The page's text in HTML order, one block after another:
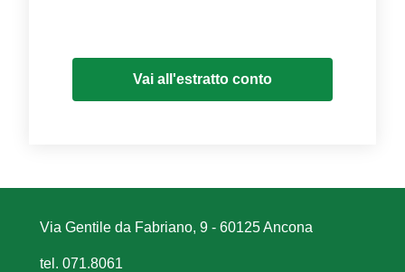
Vai all'estratto conto
Via Gentile da Fabriano, 9 - 60125 Ancona
tel. 071.8061